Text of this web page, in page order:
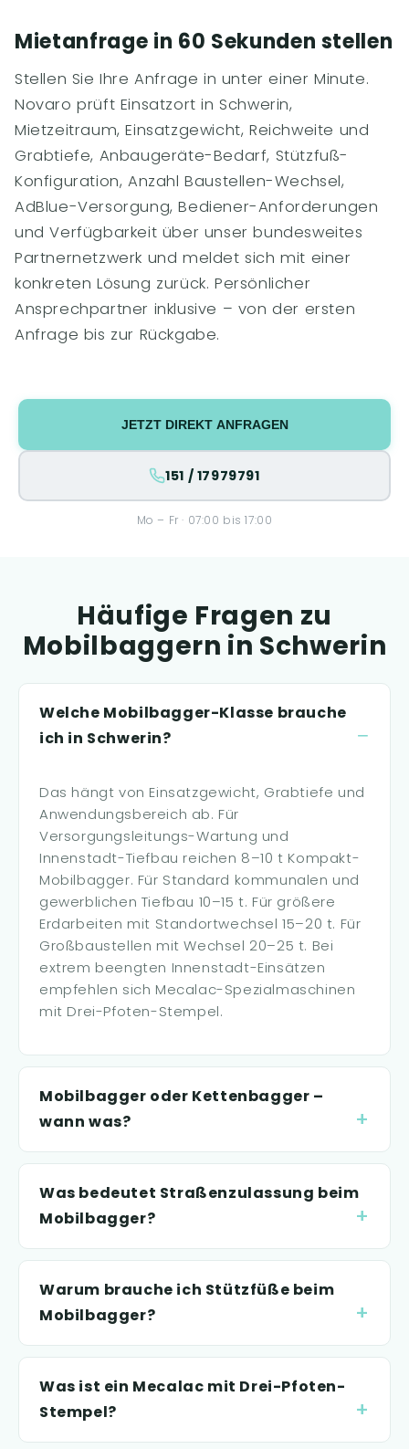
Mietanfrage in 60 Sekunden stellen
Stellen Sie Ihre Anfrage in unter einer Minute.
Novaro prüft Einsatzort in Schwerin,
Mietzeitraum, Einsatzgewicht, Reichweite und
Grabtiefe, Anbaugeräte-Bedarf, Stützfuß-
Konfiguration, Anzahl Baustellen-Wechsel,
AdBlue-Versorgung, Bediener-Anforderungen
und Verfügbarkeit über unser bundesweites
Partnernetzwerk und meldet sich mit einer
konkreten Lösung zurück. Persönlicher
Ansprechpartner inklusive – von der ersten
Anfrage bis zur Rückgabe.
JETZT DIREKT ANFRAGEN
151 / 17979791
Mo – Fr · 07:00 bis 17:00
Häufige Fragen zu
Mobilbaggern in Schwerin
Welche Mobilbagger-Klasse brauche
ich in Schwerin?
Das hängt von Einsatzgewicht, Grabtiefe und
Anwendungsbereich ab. Für
Versorgungsleitungs-Wartung und
Innenstadt-Tiefbau reichen 8–10 t Kompakt-
Mobilbagger. Für Standard kommunalen und
gewerblichen Tiefbau 10–15 t. Für größere
Erdarbeiten mit Standortwechsel 15–20 t. Für
Großbaustellen mit Wechsel 20–25 t. Bei
extrem beengten Innenstadt-Einsätzen
empfehlen sich Mecalac-Spezialmaschinen
mit Drei-Pfoten-Stempel.
Mobilbagger oder Kettenbagger –
wann was?
Was bedeutet Straßenzulassung beim
Mobilbagger?
Warum brauche ich Stützfüße beim
Mobilbagger?
Was ist ein Mecalac mit Drei-Pfoten-
Stempel?